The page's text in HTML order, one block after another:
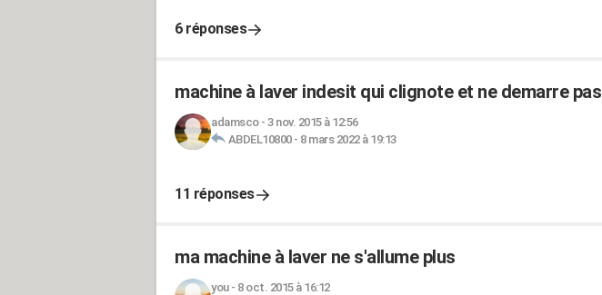
6 réponses
machine à laver indesit qui clignote et ne demarre pas
adamsco- 3 nov. 2015 à 12:56
ABDEL10800- 8 mars 2022 à 19:13
11 réponses
ma machine à laver ne s'allume plus
you- 8 oct. 2015 à 16:12